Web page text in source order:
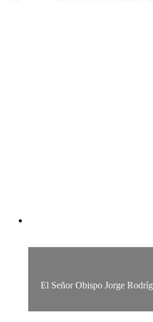
El Señor Obispo Jorge